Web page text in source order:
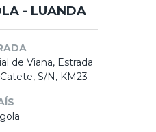
- LUANDA
de Viana, Estrada
S/N, KM23